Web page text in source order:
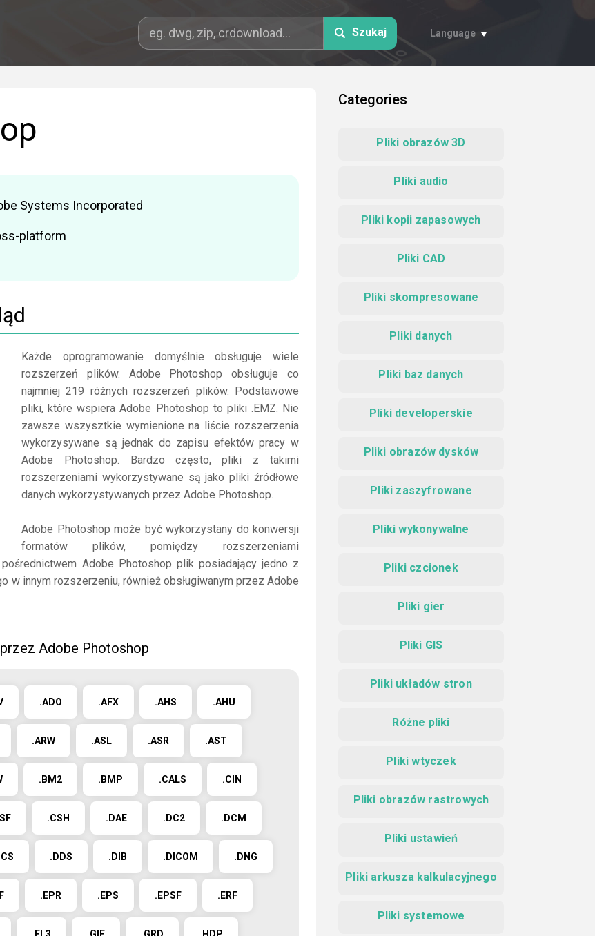
Szukaj Language
Systems Incorporated
platform
Każde oprogramowanie domyślnie obsługuje wiele
rozszerzeń plików. Adobe Photoshop obsługuje co
najmniej 219 różnych rozszerzeń plików. Podstawowe
pliki, które wspiera Adobe Photoshop to pliki .EMZ. Nie
zawsze wszysztkie wymienione na liście rozszerzenia
wykorzysywane są jednak do zapisu efektów pracy w
Adobe Photoshop. Bardzo często, pliki z takimi
rozszerzeniami wykorzystywane są jako pliki źródłowe
danych wykorzystywanych przez Adobe Photoshop.
Adobe Photoshop może być wykorzystany do konwersji
formatów plików, pomiędzy rozszerzeniami
Adobe Photoshop plik posiadający jedno z
innym rozszerzeniu, również obsługiwanym przez Adobe
Adobe Photoshop
.ADO .AFX .AHS .AHU
.ARW .ASL .ASR .AST
.BM2 .BMP .CALS .CIN
.CSH .DAE .DC2 .DCM
.DDS .DIB .DICOM .DNG
.EPR .EPS .EPSF .ERF
Categories
Pliki obrazów 3D
Pliki audio
Pliki kopii zapasowych
Pliki CAD
Pliki skompresowane
Pliki danych
Pliki baz danych
Pliki developerskie
Pliki obrazów dysków
Pliki zaszyfrowane
Pliki wykonywalne
Pliki czcionek
Pliki gier
Pliki GIS
Pliki układów stron
Różne pliki
Pliki wtyczek
Pliki obrazów rastrowych
Pliki ustawień
Pliki arkusza kalkulacyjnego
Pliki systemowe